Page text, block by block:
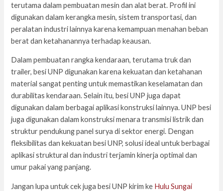
terutama dalam pembuatan mesin dan alat berat. Profil ini
digunakan dalam kerangka mesin, sistem transportasi, dan
peralatan industri lainnya karena kemampuan menahan beban
berat dan ketahanannya terhadap keausan.
Dalam pembuatan rangka kendaraan, terutama truk dan
trailer, besi UNP digunakan karena kekuatan dan ketahanan
material sangat penting untuk memastikan keselamatan dan
durabilitas kendaraan. Selain itu, besi UNP juga dapat
digunakan dalam berbagai aplikasi konstruksi lainnya. UNP besi
juga digunakan dalam konstruksi menara transmisi listrik dan
struktur pendukung panel surya di sektor energi. Dengan
fleksibilitas dan kekuatan besi UNP, solusi ideal untuk berbagai
aplikasi struktural dan industri terjamin kinerja optimal dan
umur pakai yang panjang.
Jangan lupa untuk cek juga besi UNP kirim ke Hulu Sungai